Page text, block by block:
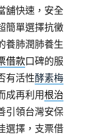
舖快速，安全
簡單選擇抗黴
養肺潤肺養生
借款口碑的服
有活性酵素梅
成再利用根治
引領台灣安保
選擇，支票借